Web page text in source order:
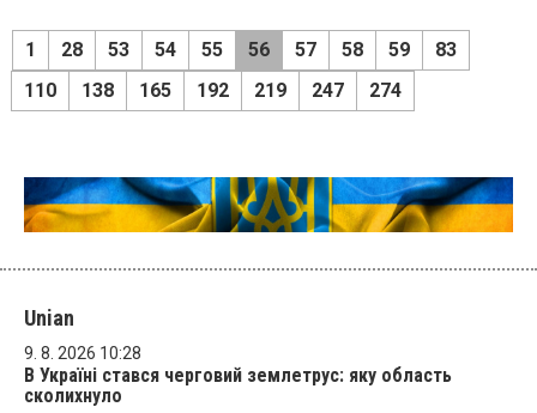
1 28 53 54 55 56 57 58 59
83
110
138 165 192 219 247 274
Unian
9. 8. 2026 10:28
В Україні стався черговий землетрус: яку область
сколихнуло